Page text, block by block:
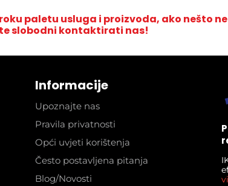
paletu usluga i proizvoda, ako nešto
slobodni kontaktirati nas!
Informacije
Upoznajte nas
Pravila privatnosti
Opći uvjeti korištenja
Često postavljena pitanja
Blog/Novosti